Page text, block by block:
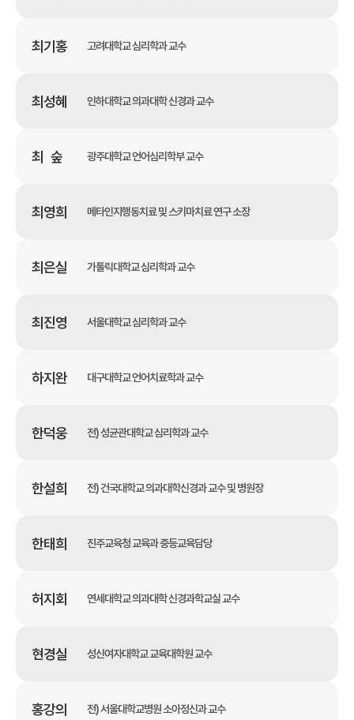
최기홍 고려대학교 심리학과 교수
최성혜 인하대학교 의과대학 신경과 교수
최 숲 광주대학교 언어심리학부 교수
최영희 메타인지행동치료 및 스키마치료 연구 소장
최은실 가톨릭대학교 심리학과 교수
최진영 서울대학교 심리학과 교수
하지완 대구대학교 언어치료학과 교수
한덕웅 전) 성균관대학교 심리학과 교수
한설희 전) 건국대학교 의과대학신경과 교수 및 병원장
한태희 진주교육청 교육과 중등교육담당
허지회 연세대학교 의과대학 신경과학교실 교수
현경실 성신여자대학교 교육대학원 교수
홍강의 전) 서울대학교병원 소아정신과 교수